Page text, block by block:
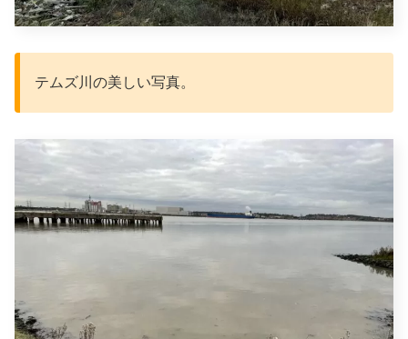
テムズ川の美しい写真。